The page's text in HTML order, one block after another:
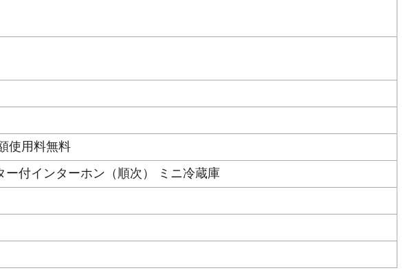
使用料無料
付インターホン（順次） ミニ冷蔵庫